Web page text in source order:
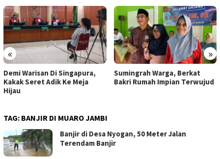
« »
Sumingrah Warga, Berkat
Bakri Rumah Impian Terwujud
Satu Lagi Jemaah Haji Asal
Tebo Meninggal Dunia
TAG: BANJIR DI MUARO JAMBI
Banjir di Desa Nyogan, 50 Meter Jalan
Terendam Banjir